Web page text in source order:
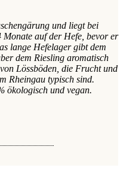
und liegt bei
auf der Hefe, bevor er
lange Hefelager gibt dem
dem Riesling aromatisch
Lössböden, die Frucht und
Rheingau typisch sind.
ökologisch und vegan.